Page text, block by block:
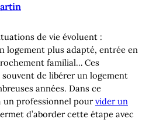
de vie évoluent :
logement plus adapté, entrée en
familial… Ces
de libérer un logement
années. Dans ce
un professionnel pourvider un
d’aborder cette étape avec